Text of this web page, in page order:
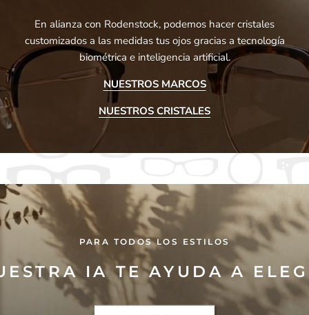
En alianza con Rodenstock, podemos hacer cristales
customizados a las medidas tus ojos gracias a tecnología
biométrica e inteligencia artificial.
NUESTROS MARCOS
NUESTROS CRISTALES
PARA TODOS LOS ESTILOS
IA TE AYUDA A